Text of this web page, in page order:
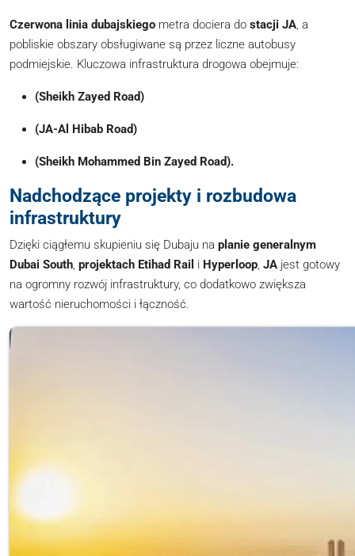
Czerwona linia dubajskiego metra dociera do stacji JA, a
pobliskie obszary obsługiwane są przez liczne autobusy
podmiejskie. Kluczowa infrastruktura drogowa obejmuje:
(Sheikh Zayed Road)
(JA-Al Hibab Road)
(Sheikh Mohammed Bin Zayed Road).
Nadchodzące projekty i rozbudowa
infrastruktury
Dzięki ciągłemu skupieniu się Dubaju na planie generalnym
Dubai South, projektach Etihad Rail i Hyperloop, JA jest gotowy
na ogromny rozwój infrastruktury, co dodatkowo zwiększa
wartość nieruchomości i łączność.